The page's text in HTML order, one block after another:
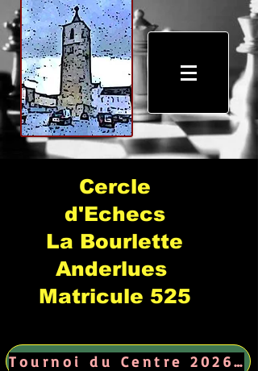
Cercle
d'Echecs
La Bourlette
Anderlues
Matricule 525
Tournoi du Centre 2026 →